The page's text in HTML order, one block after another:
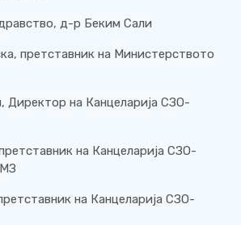
д-р Беким Сали
претставник на Министерството
Директор на Канцеларија СЗО-
на Канцеларија СЗО-
на Канцеларија СЗО-